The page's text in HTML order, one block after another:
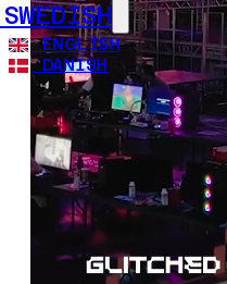
SWEDISH
ENGLISH
DANISH